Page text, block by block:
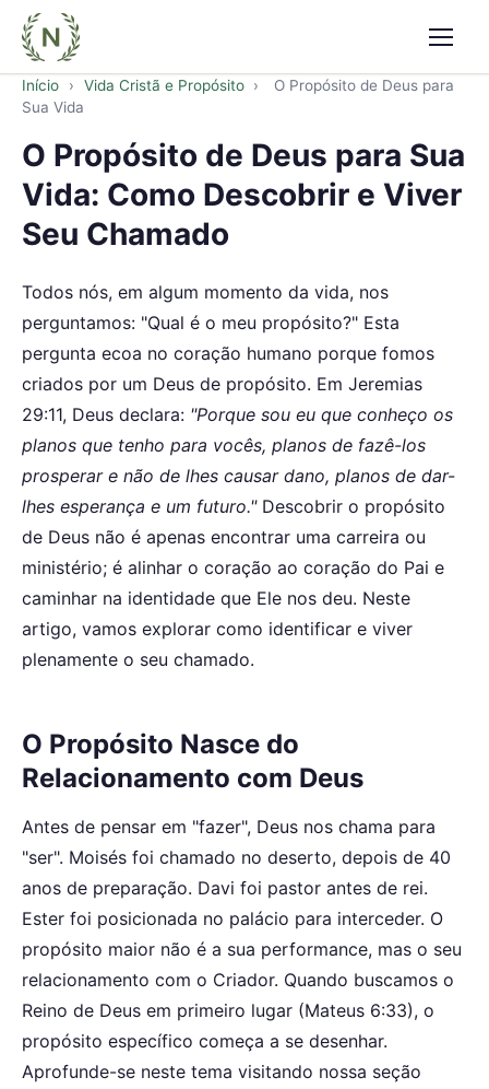
Abrir
Início › Vida Cristã e Propósito ›
O Propósito de Deus para
Sua Vida
O Propósito de Deus para Sua
Vida: Como Descobrir e Viver
Seu Chamado
Todos nós, em algum momento da vida, nos
perguntamos: "Qual é o meu propósito?" Esta
pergunta ecoa no coração humano porque fomos
criados por um Deus de propósito. Em Jeremias
29:11, Deus declara: "Porque sou eu que conheço os
planos que tenho para vocês, planos de fazê-los
prosperar e não de lhes causar dano, planos de dar-
lhes esperança e um futuro."Descobrir o propósito
de Deus não é apenas encontrar uma carreira ou
ministério; é alinhar o coração ao coração do Pai e
caminhar na identidade que Ele nos deu. Neste
artigo, vamos explorar como identificar e viver
plenamente o seu chamado.
O Propósito Nasce do
Relacionamento com Deus
Antes de pensar em "fazer", Deus nos chama para
"ser". Moisés foi chamado no deserto, depois de 40
anos de preparação. Davi foi pastor antes de rei.
Ester foi posicionada no palácio para interceder. O
propósito maior não é a sua performance, mas o seu
relacionamento com o Criador. Quando buscamos o
Reino de Deus em primeiro lugar (Mateus 6:33), o
propósito específico começa a se desenhar.
Aprofunde-se neste tema visitando nossa seção